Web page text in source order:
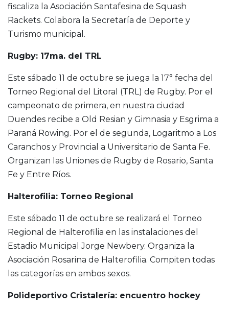
fiscaliza la Asociación Santafesina de Squash
Rackets. Colabora la Secretaría de Deporte y
Turismo municipal.
Rugby: 17ma. del TRL
Este sábado 11 de octubre se juega la 17° fecha del
Torneo Regional del Litoral (TRL) de Rugby. Por el
campeonato de primera, en nuestra ciudad
Duendes recibe a Old Resian y Gimnasia y Esgrima a
Paraná Rowing. Por el de segunda, Logaritmo a Los
Caranchos y Provincial a Universitario de Santa Fe.
Organizan las Uniones de Rugby de Rosario, Santa
Fe y Entre Ríos.
Halterofilia: Torneo Regional
Este sábado 11 de octubre se realizará el Torneo
Regional de Halterofilia en las instalaciones del
Estadio Municipal Jorge Newbery. Organiza la
Asociación Rosarina de Halterofilia. Compiten todas
las categorías en ambos sexos.
Polideportivo Cristalería: encuentro hockey